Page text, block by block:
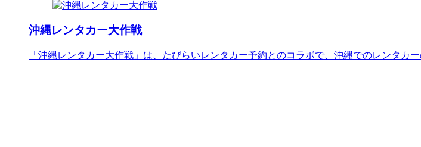
沖縄レンタカー大作戦
「沖縄レンタカー大作戦」は、たびらいレンタカー予約とのコラボで、沖縄でのレンタカ